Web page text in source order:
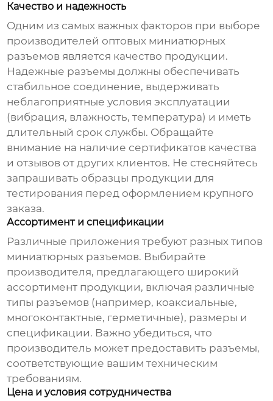
Качество и надежность
Одним из самых важных факторов при выборе
производителей оптовых миниатюрных
разъемов является качество продукции.
Надежные разъемы должны обеспечивать
стабильное соединение, выдерживать
неблагоприятные условия эксплуатации
(вибрация, влажность, температура) и иметь
длительный срок службы. Обращайте
внимание на наличие сертификатов качества
и отзывов от других клиентов. Не стесняйтесь
запрашивать образцы продукции для
тестирования перед оформлением крупного
заказа.
Ассортимент и спецификации
Различные приложения требуют разных типов
миниатюрных разъемов. Выбирайте
производителя, предлагающего широкий
ассортимент продукции, включая различные
типы разъемов (например, коаксиальные,
многоконтактные, герметичные), размеры и
спецификации. Важно убедиться, что
производитель может предоставить разъемы,
соответствующие вашим техническим
требованиям.
Цена и условия сотрудничества